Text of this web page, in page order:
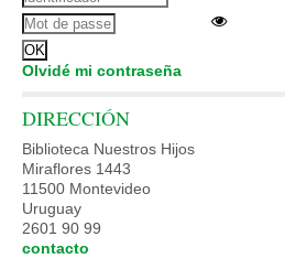
Olvidé mi contraseña
DIRECCIÓN
Biblioteca Nuestros Hijos
Miraflores 1443
11500 Montevideo
Uruguay
2601 90 99
contacto